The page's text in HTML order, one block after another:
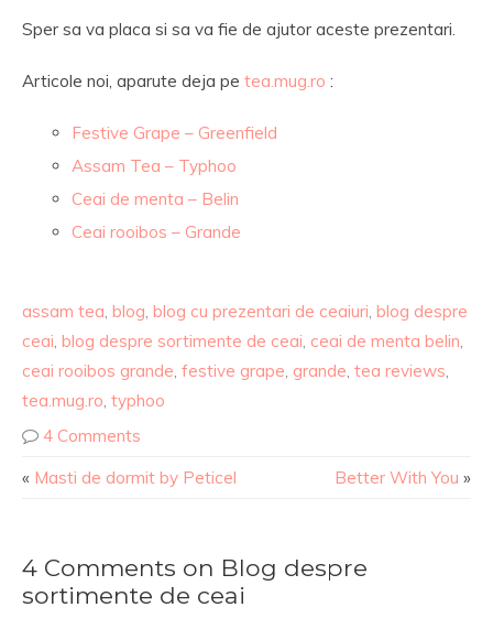
Sper sa va placa si sa va fie de ajutor aceste prezentari.
Articole noi, aparute deja pe tea.mug.ro :
Festive Grape – Greenfield
Assam Tea – Typhoo
Ceai de menta – Belin
Ceai rooibos – Grande
assam tea, blog, blog cu prezentari de ceaiuri, blog despre
ceai, blog despre sortimente de ceai, ceai de menta belin,
ceai rooibos grande, festive grape, grande, tea reviews,
tea.mug.ro, typhoo
4 Comments
« Masti de dormit by Peticel Better With You »
4 Comments on Blog despre
sortimente de ceai